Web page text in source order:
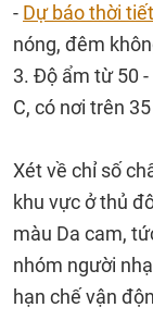
- Dự báo thời
nóng, đêm
3. Độ ẩm từ 50
C, có nơi trên
Xét về chỉ số
khu vực ở thủ
màu Da cam,
nhóm người
hạn chế vận